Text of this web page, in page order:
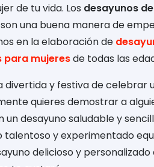
de tu vida. Los desayunos de
son una buena manera de
en la elaboración de
para mujeresde todas las
divertida y festiva de celebrar
quieres demostrar a
desayuno saludable y
talentoso y experimentado
delicioso y personalizado